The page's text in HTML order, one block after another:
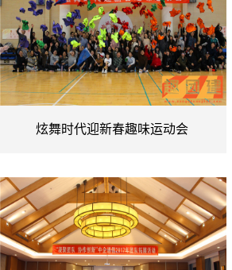
炫舞时代迎新春趣味运动会